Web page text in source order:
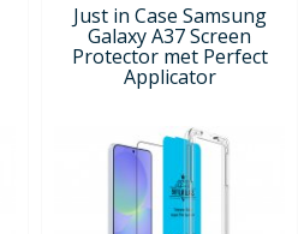
Just in Case Samsung
Galaxy A37 Screen
Protector met Perfect
Applicator